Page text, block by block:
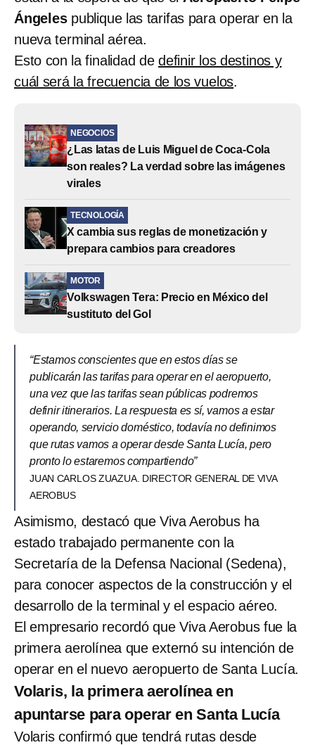
Ángeles publique las tarifas para operar en la
nueva terminal aérea.
Esto con la finalidad dedefinir los destinos y
cuál será la frecuencia de los vuelos.
NEGOCIOS
¿Las latas de Luis Miguel de Coca-Cola
son reales? La verdad sobre las imágenes
virales
TECNOLOGÍA
X cambia sus reglas de monetización y
prepara cambios para creadores
MOTOR
Volkswagen Tera: Precio en México del
sustituto del Gol
“Estamos conscientes que en estos días se
publicarán las tarifas para operar en el aeropuerto,
una vez que las tarifas sean públicas podremos
definir itinerarios. La respuesta es sí, vamos a estar
operando, servicio doméstico, todavía no definimos
que rutas vamos a operar desde Santa Lucía, pero
pronto lo estaremos compartiendo”
JUAN CARLOS ZUAZUA. DIRECTOR GENERAL DE VIVA
AEROBUS
Asimismo, destacó que Viva Aerobus ha
estado trabajado permanente con la
Secretaría de la Defensa Nacional (Sedena),
para conocer aspectos de la construcción y el
desarrollo de la terminal y el espacio aéreo.
El empresario recordó que Viva Aerobus fue la
primera aerolínea que externó su intención de
operar en el nuevo aeropuerto de Santa Lucía.
Volaris, la primera aerolínea en
apuntarse para operar en Santa Lucía
Volaris confirmó que tendrá rutas desde